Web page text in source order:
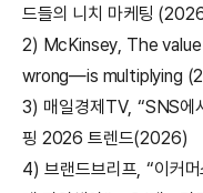
드들의 니치 마케팅
2) McKinsey, The
wrong—is multiplying
3) 매일경제TV, “SNS에
핑 2026 트렌드(2026)
4) 브랜드브리프, “이커